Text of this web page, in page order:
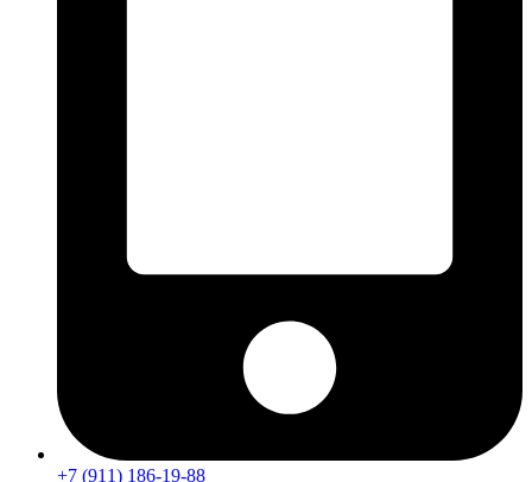
+7 (911) 186-19-88